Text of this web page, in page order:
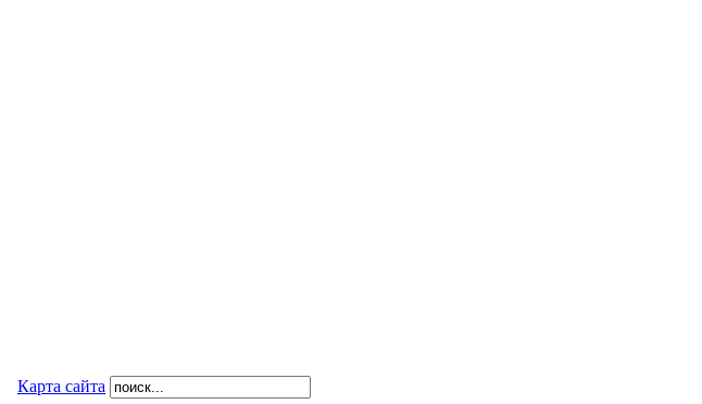
Карта сайта